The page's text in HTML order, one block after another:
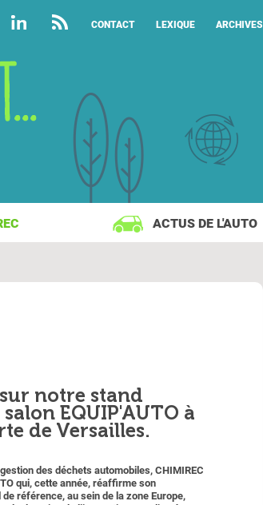
notre stand
EQUIP'AUTO à
de Versailles.
des déchets automobiles, CHIMIREC
qui, cette année, réaffirme son
référence, au sein de la zone Europe,
CONTACT LEXIQUE ARCHIVES
ACTUS DE L'AUTO